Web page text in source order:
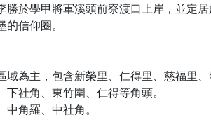
於學甲將軍溪頭前寮渡口上岸，並定
信仰圈。
為主，包含新榮里、仁得里、慈福里
社角、東竹圍、仁得等角頭。
角羅、中社角。